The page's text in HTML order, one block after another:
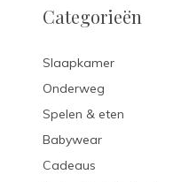
Categorieën
Slaapkamer
Onderweg
Spelen & eten
Babywear
Cadeaus